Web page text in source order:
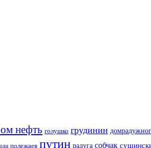
нефть голушко грудинин
полежаев путин радуга собчак